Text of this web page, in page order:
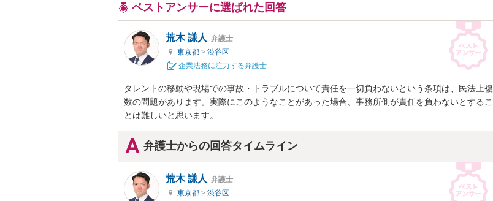
ベストアンサーに選ばれた回答
荒木 謙人 弁護士
東京都 > 渋谷区
企業法務に注力する弁護士
タレントの移動や現場での事故・トラブルについて責任を一切負わないという条項は、民法上複
数の問題があります。実際にこのようなことがあった場合、事務所側が責任を負わないとするこ
とは難しいと思います。
弁護士からの回答タイムライン
荒木 謙人 弁護士
東京都 > 渋谷区